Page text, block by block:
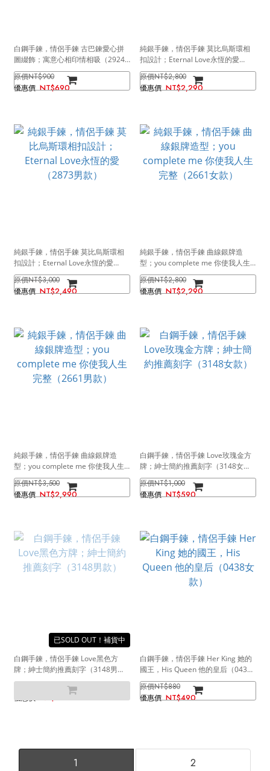
白鋼手鍊，情侶手鍊 古巴鍊愛心拼
圖綴飾；寓意心相印情相吸（2924
一對）
NT$900
NT$690
純銀手鍊，情侶手鍊 莫比烏斯環相
扣設計；Eternal Love永恆的愛
（2873女款）
NT$2,800
NT$2,290
純銀手鍊，情侶手鍊 莫比烏斯環相
扣設計；Eternal Love永恆的愛
（2873男款）
NT$3,000
NT$2,490
純銀手鍊，情侶手鍊 曲線銀牌造
型；you complete me 你使我人生
完整（2661女款）
NT$2,800
NT$2,290
純銀手鍊，情侶手鍊 曲線銀牌造
型；you complete me 你使我人生
完整（2661男款）
NT$3,500
NT$2,990
白鋼手鍊，情侶手鍊 Love玫瑰金方
牌；紳士簡約推薦刻字（3148女
款）
NT$1,000
NT$590
SOLD OUT
白鋼手鍊，情侶手鍊 Love黑色方
牌；紳士簡約推薦刻字（3148男
款）
NT$590
白鋼手鍊，情侶手鍊 Her King 她的
國王，His Queen 他的皇后（0438
女款）
NT$880
NT$490
1 2